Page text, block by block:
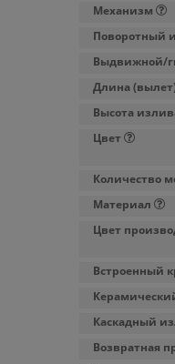
Механизм
Поворотный
Выдвижной/
Длина
Высота
Цвет
Количество
Материал
Цвет
Встроенный
Каскадный
Возвратная